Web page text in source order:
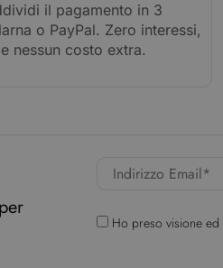
il pagamento in 3
o PayPal. Zero interessi,
nessun costo extra.
Ho preso visione ed